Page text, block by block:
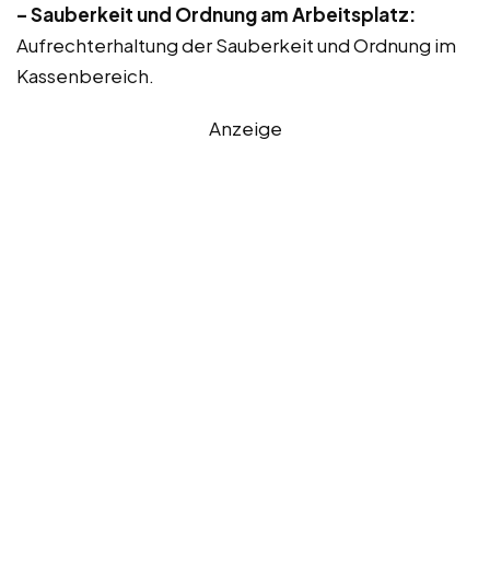
– Sauberkeit und Ordnung am Arbeitsplatz:
Aufrechterhaltung der Sauberkeit und Ordnung im
Kassenbereich.
Anzeige